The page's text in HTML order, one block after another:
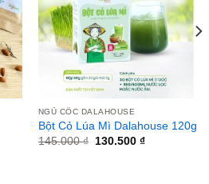
NGŨ CỐC DALAHOUSE
Bột Cỏ Lúa Mì Dalahouse 120g
145.000₫
Giá
130.500 ₫Giá